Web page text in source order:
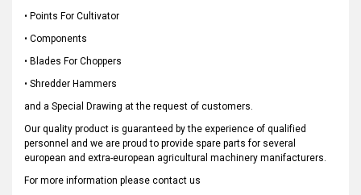
• Points For Cultivator
• Components
• Blades For Choppers
• Shredder Hammers
and a Special Drawing at the request of customers.
Our quality product is guaranteed by the experience of qualified
personnel and we are proud to provide spare parts for several
european and extra-european agricultural machinery manifacturers.
For more information please contact us